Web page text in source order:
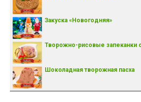
Закуска «Новогодняя»
Творожно-рисовые запеканки
Шоколадная творожная пасха